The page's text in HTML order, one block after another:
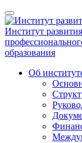
Институт развития
образования
Об